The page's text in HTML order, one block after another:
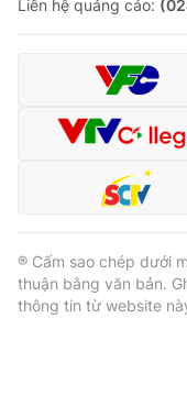
Liên hệ quảng cáo:
® Cấm sao chép dưới
thuận bằng văn bản.
thông tin từ website